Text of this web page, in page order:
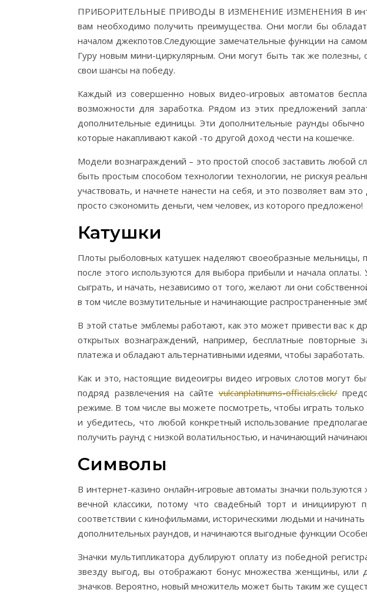
ПРИБОРИТЕЛЬНЫЕ ПРИВОДЫ В ИЗМЕНЕНИЕ ИЗМЕНЕНИЯ В
вам необходимо получить преимущества. Они могли бы
началом джекпотов.Следующие замечательные функции на
Гуру новым мини-циркулярным. Они могут быть так же
свои шансы на победу.
Каждый из совершенно новых видео-игровых автоматов
возможности для заработка. Рядом из этих предложений
дополнительные единицы. Эти дополнительные раунды обычно
которые накапливают какой -то другой доход чести на кошечке.
Модели вознаграждений – это простой способ заставить любой
быть простым способом технологии технологии, не рискуя
участвовать, и начнете нанести на себя, и это позволяет вам
просто сэкономить деньги, чем человек, из которого предложено!
Катушки
Плоты рыболовных катушек наделяют своеобразные мельницы,
после этого используются для выбора прибыли и начала
сыграть, и начать, независимо от того, желают ли они
в том числе возмутительные и начинающие распространенные
В этой статье эмблемы работают, как это может привести вас к
открытых вознаграждений, например, бесплатные повторные
платежа и обладают альтернативными идеями, чтобы заработать.
Как и это, настоящие видеоигры видео игровых слотов могут
подряд развлечения на сайтеvulcanplatinums-officials.click/
режиме. В том числе вы можете посмотреть, чтобы играть только
и убедитесь, что любой конкретный использование
получить раунд с низкой волатильностью, и начинающий
Символы
В интернет-казино онлайн-игровые автоматы значки
вечной классики, потому что свадебный торт и инициируют
соответствии с кинофильмами, историческими людьми и
дополнительных раундов, и начинаются выгодные функции
Значки мультипликатора дублируют оплату из победной
звезду выгод, вы отображают бонус множества женщины, или
значков. Вероятно, новый множитель может быть таким же